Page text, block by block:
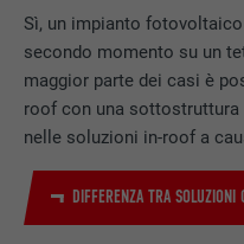
Sì, un impianto
secondo momento su un
maggior parte dei casi è
roof con una sottostruttura
nelle soluzioni in-roof a
DIFFERENZA TRA